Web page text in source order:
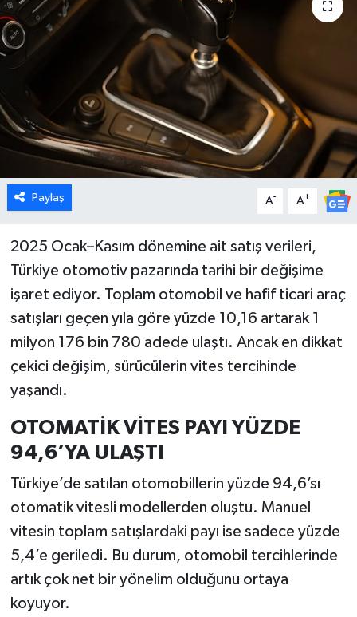
Paylaş A- A+
2025 Ocak–Kasım dönemine ait satış verileri,
Türkiye otomotiv pazarında tarihi bir değişime
işaret ediyor. Toplam otomobil ve hafif ticari araç
satışları geçen yıla göre yüzde 10,16 artarak 1
milyon 176 bin 780 adede ulaştı. Ancak en dikkat
çekici değişim, sürücülerin vites tercihinde
yaşandı.
OTOMATİK VİTES PAYI YÜZDE
94,6’YA ULAŞTI
Türkiye’de satılan otomobillerin yüzde 94,6’sı
otomatik vitesli modellerden oluştu. Manuel
vitesin toplam satışlardaki payı ise sadece yüzde
5,4’e geriledi. Bu durum, otomobil tercihlerinde
artık çok net bir yönelim olduğunu ortaya
koyuyor.
Ekonomi
Foto Galeri
Gediz
Genel
Hisarcık
İlçeler
Köşe Yazıları
Kültür Sanat
Kütahya
Otomobil
Pazarlar
Politika